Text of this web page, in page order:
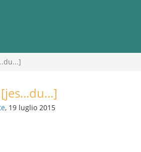
, 19 luglio 2015